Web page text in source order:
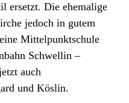
ersetzt. Die ehemalige
jedoch in gutem
Mittelpunktschule
Schwellin –
auch
und Köslin.